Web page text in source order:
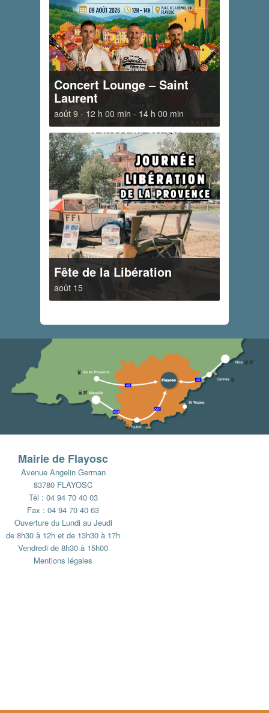
Concert Lounge – Saint
Laurent
août 9 - 12 h 00 min - 14 h 00 min
Fête de la Libération
août 15
Mairie de Flayosc
Avenue Angelin German
83780 FLAYOSC
Tél : 04 94 70 40 03
Fax : 04 94 70 40 63
Ouverture du Lundi au Jeudi
de 8h30 à 12h et de 13h30 à 17h
Vendredi de 8h30 à 15h00
Mentions légales